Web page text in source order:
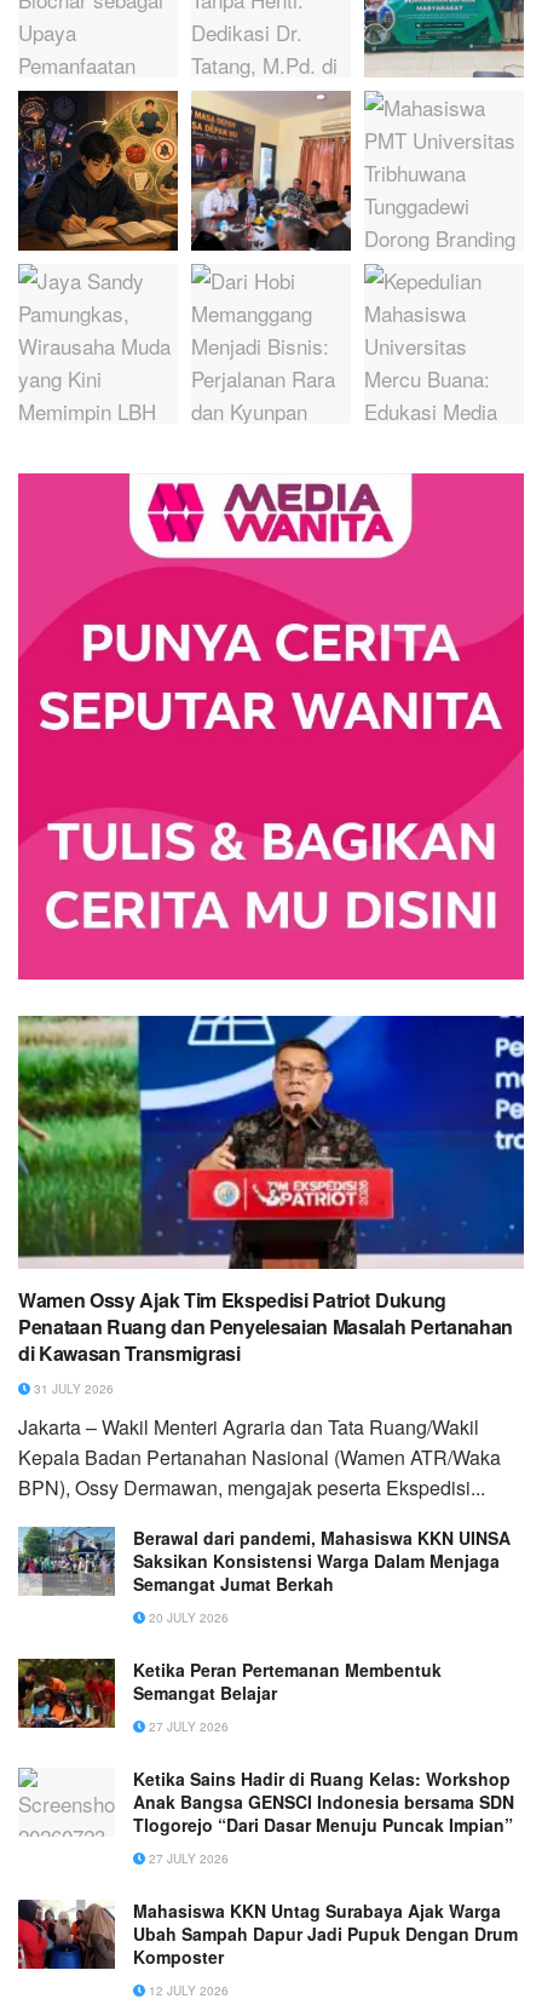
Wamen Ossy Ajak Tim Ekspedisi Patriot Dukung
Penataan Ruang dan Penyelesaian Masalah Pertanahan
di Kawasan Transmigrasi
31 JULY 2026
Jakarta – Wakil Menteri Agraria dan Tata Ruang/Wakil
Kepala Badan Pertanahan Nasional (Wamen ATR/Waka
BPN), Ossy Dermawan, mengajak peserta Ekspedisi...
Berawal dari pandemi, Mahasiswa KKN UINSA
Saksikan Konsistensi Warga Dalam Menjaga
Semangat Jumat Berkah
20 JULY 2026
Ketika Peran Pertemanan Membentuk
Semangat Belajar
27 JULY 2026
Ketika Sains Hadir di Ruang Kelas: Workshop
Anak Bangsa GENSCI Indonesia bersama SDN
Tlogorejo “Dari Dasar Menuju Puncak Impian”
27 JULY 2026
Mahasiswa KKN Untag Surabaya Ajak Warga
Ubah Sampah Dapur Jadi Pupuk Dengan Drum
Komposter
12 JULY 2026